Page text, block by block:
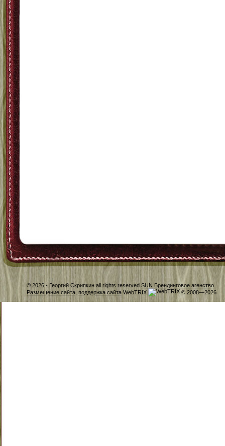
© 2026 - Георгий Скрипкин all rights reserved SUN Брендинговое агенство
Размещение сайта, поддержка сайта WebTRIX © 2008—2026